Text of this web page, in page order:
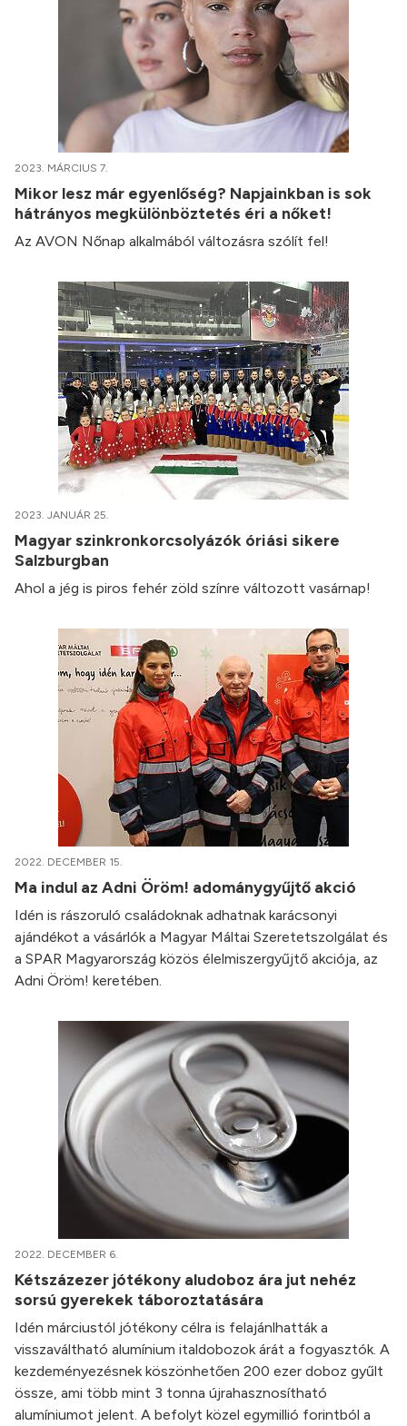
2023. MÁRCIUS 7.
Mikor lesz már egyenlőség? Napjainkban is sok
hátrányos megkülönböztetés éri a nőket!
Az AVON Nőnap alkalmából változásra szólít fel!
2023. JANUÁR 25.
Magyar szinkronkorcsolyázók óriási sikere
Salzburgban
Ahol a jég is piros fehér zöld színre változott vasárnap!
2022. DECEMBER 15.
Ma indul az Adni Öröm! adománygyűjtő akció
Idén is rászoruló családoknak adhatnak karácsonyi
ajándékot a vásárlók a Magyar Máltai Szeretetszolgálat és
a SPAR Magyarország közös élelmiszergyűjtő akciója, az
Adni Öröm! keretében.
2022. DECEMBER 6.
Kétszázezer jótékony aludoboz ára jut nehéz
sorsú gyerekek táboroztatására
Idén márciustól jótékony célra is felajánlhatták a
visszaváltható alumínium italdobozok árát a fogyasztók. A
kezdeményezésnek köszönhetően 200 ezer doboz gyűlt
össze, ami több mint 3 tonna újrahasznosítható
alumíniumot jelent. A befolyt közel egymillió forintból a